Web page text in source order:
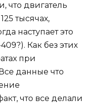
что двигатель
тысячах,
наступает это
Как без этих
при
данные что
что все делали